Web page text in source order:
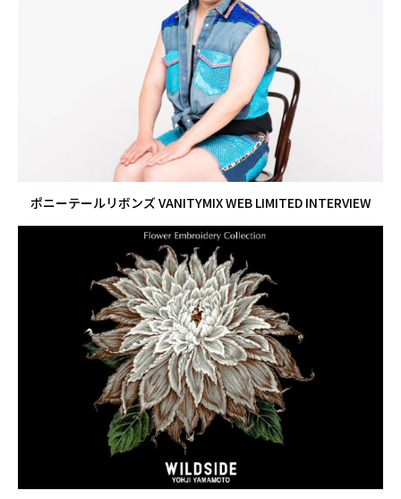
ポニーテールリボンズ VANITYMIX WEB LIMITED INTERVIEW